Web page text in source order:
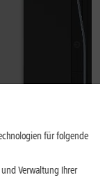
für folgende
Verwaltung Ihrer